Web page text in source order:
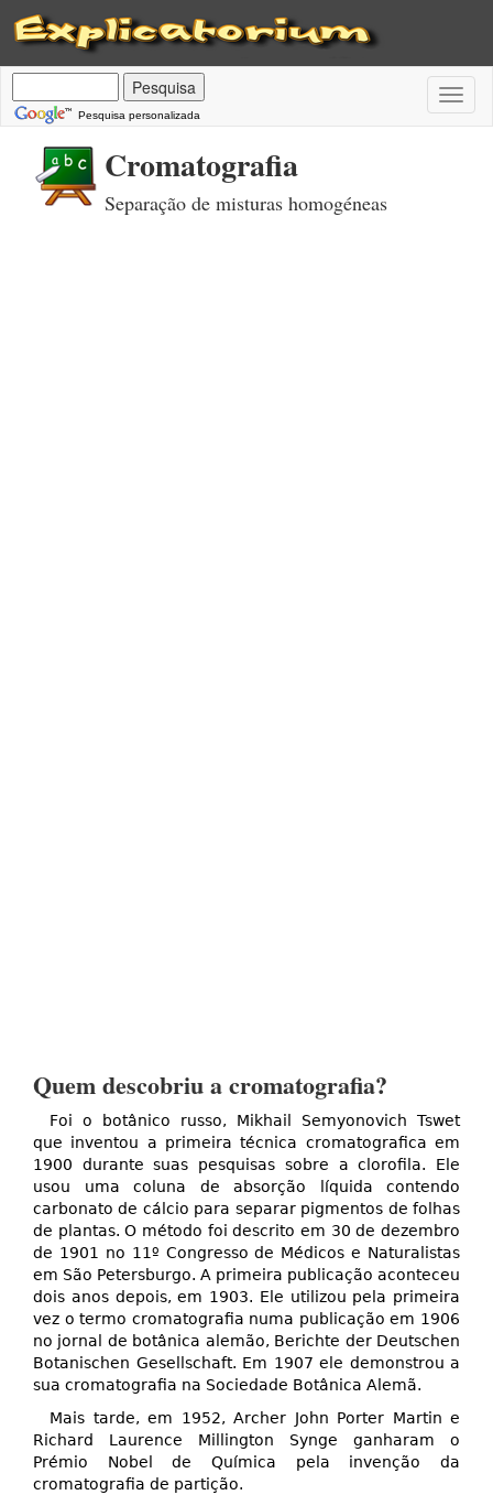
Pesquisa personalizada
Cromatografia
Separação de misturas homogéneas
Quem descobriu a cromatografia?
Foi o botânico russo, Mikhail Semyonovich Tswet
que inventou a primeira técnica cromatografica em
1900 durante suas pesquisas sobre a clorofila. Ele
usou uma coluna de absorção líquida contendo
carbonato de cálcio para separar pigmentos de folhas
de plantas. O método foi descrito em 30 de dezembro
de 1901 no 11º Congresso de Médicos e Naturalistas
em São Petersburgo. A primeira publicação aconteceu
dois anos depois, em 1903. Ele utilizou pela primeira
vez o termo cromatografia numa publicação em 1906
no jornal de botânica alemão, Berichte der Deutschen
Botanischen Gesellschaft. Em 1907 ele demonstrou a
sua cromatografia na Sociedade Botânica Alemã.
Mais tarde, em 1952, Archer John Porter Martin e
Richard Laurence Millington Synge ganharam o
Prémio Nobel de Química pela invenção da
cromatografia de partição.